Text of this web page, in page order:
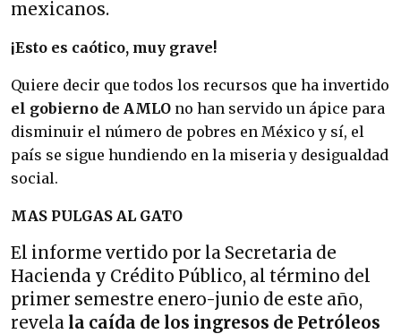
mexicanos.
¡Esto es caótico, muy grave!
Quiere decir que todos los recursos que ha invertido
el gobierno de AMLO no han servido un ápice para
disminuir el número de pobres en México y sí, el
país se sigue hundiendo en la miseria y desigualdad
social.
MAS PULGAS AL GATO
El informe vertido por la Secretaria de
Hacienda y Crédito Público, al término del
primer semestre enero-junio de este año,
revela la caída de los ingresos de Petróleos